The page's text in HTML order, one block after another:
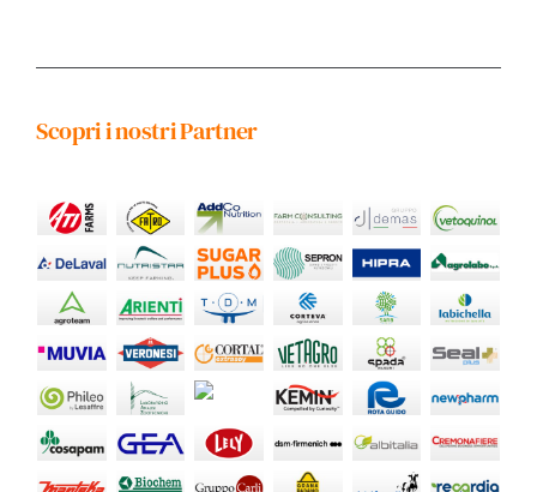
Scopri i nostri Partner